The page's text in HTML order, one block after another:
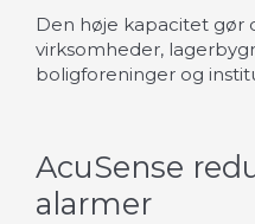
Den høje kapacitet gør
virksomheder,
boligforeninger og
AcuSense
alarmer